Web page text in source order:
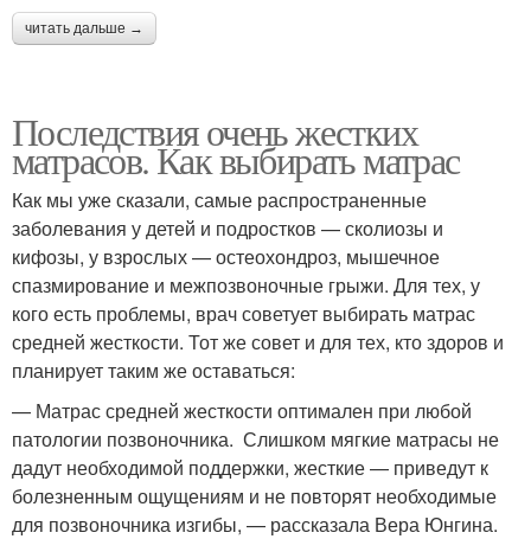
читать дальше →
Последствия очень жестких
матрасов. Как выбирать матрас
Как мы уже сказали, самые распространенные
заболевания у детей и подростков — сколиозы и
кифозы, у взрослых — остеохондроз, мышечное
спазмирование и межпозвоночные грыжи. Для тех, у
кого есть проблемы, врач советует выбирать матрас
средней жесткости. Тот же совет и для тех, кто здоров и
планирует таким же оставаться:
— Матрас средней жесткости оптимален при любой
патологии позвоночника. Слишком мягкие матрасы не
дадут необходимой поддержки, жесткие — приведут к
болезненным ощущениям и не повторят необходимые
для позвоночника изгибы, — рассказала Вера Юнгина.